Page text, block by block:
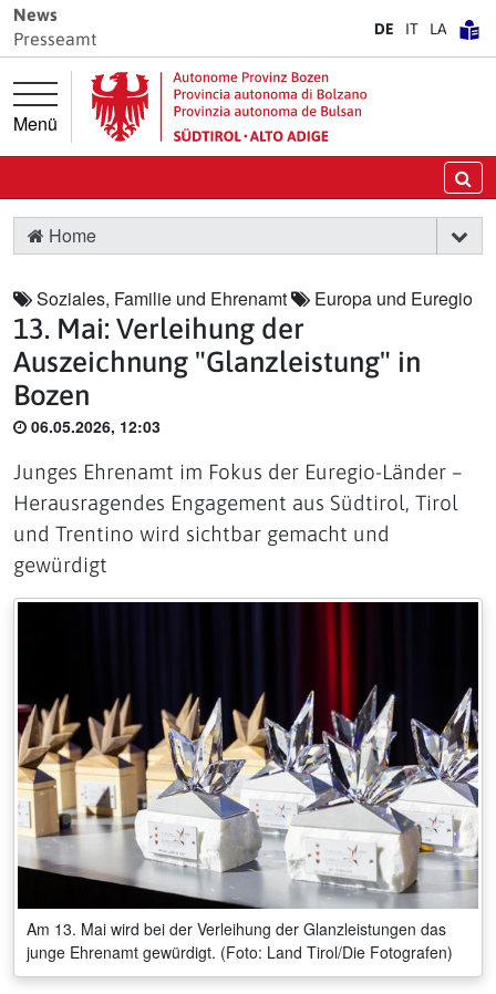
Springe direkt zur Hauptnavigation
Springe direkt zum Inhalt
News
Presseamt
DE IT LA
Menü
Home
Soziales, Familie und Ehrenamt Europa und Euregio
13. Mai: Verleihung der
Auszeichnung "Glanzleistung" in
Bozen
06.05.2026, 12:03
Junges Ehrenamt im Fokus der Euregio-Länder –
Herausragendes Engagement aus Südtirol, Tirol
und Trentino wird sichtbar gemacht und
gewürdigt
Am 13. Mai wird bei der Verleihung der Glanzleistungen das
junge Ehrenamt gewürdigt. (Foto: Land Tirol/Die Fotografen)